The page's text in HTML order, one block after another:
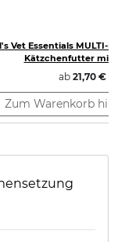
Vet Essentials MULTI-
Kätzchenfutter mit
ab 21,70 €
Zum Warenkorb